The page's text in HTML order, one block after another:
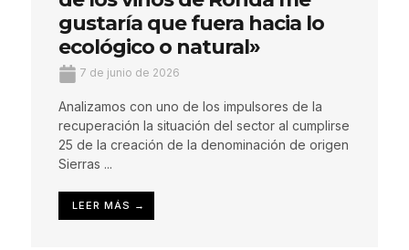
gustaría que fuera hacia lo
ecológico o natural»
7 de junio de 2026
Analizamos con uno de los impulsores de la
recuperación la situación del sector al cumplirse
25 de la creación de la denominación de origen
Sierras ...
LEER MÁS →